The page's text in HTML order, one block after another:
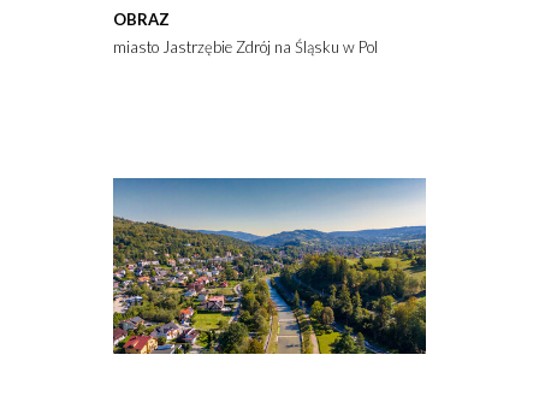
OBRAZ
miasto Jastrzębie Zdrój na Śląsku w Polsce z lotu ptaka, jesienią